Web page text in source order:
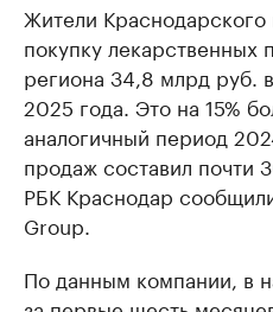
Жители Краснодарского
покупку лекарственных
региона 34,8 млрд руб.
2025 года. Это на 15%
аналогичный период
продаж составил почти
РБК Краснодар
Group.
По данным компании, в